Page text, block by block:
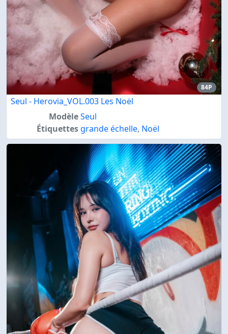
84P
Seul - Herovia_VOL.003 Les Noël
ModèleSeul
Étiquettes grande échelle, Noël